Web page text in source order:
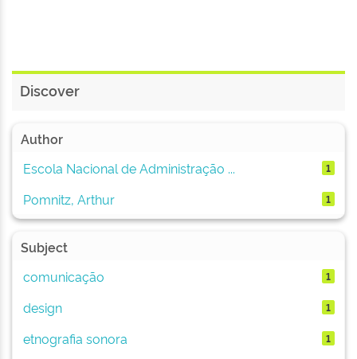
Discover
Author
Escola Nacional de Administração ...
1
Pomnitz, Arthur 1
Subject
comunicação
1
design 1
etnografia sonora 1